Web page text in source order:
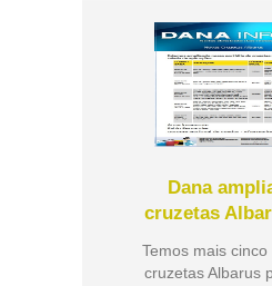
Dana
cruzetas
Temos mais
cruzetas Albarus